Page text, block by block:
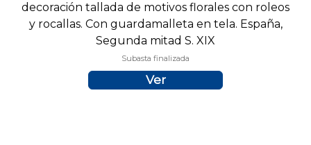
decoración tallada de motivos florales con roleos
y rocallas. Con guardamalleta en tela. España,
Segunda mitad S. XIX
Subasta finalizada
Ver